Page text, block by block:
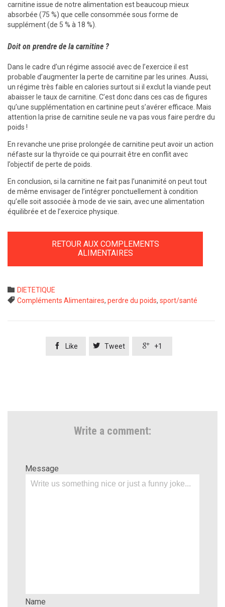
carnitine issue de notre alimentation est beaucoup mieux
absorbée (75 %) que celle consommée sous forme de
supplément (de 5 % à 18 %).
Doit on prendre de la carnitine ?
Dans le cadre d’un régime associé avec de l’exercice il est
probable d’augmenter la perte de carnitine par les urines. Aussi,
un régime très faible en calories surtout si il exclut la viande peut
abaisser le taux de carnitine. C’est donc dans ces cas de figures
qu’une supplémentation en cartinine peut s’avérer efficace. Mais
attention la prise de carnitine seule ne va pas vous faire perdre du
poids !
En revanche une prise prolongée de carnitine peut avoir un action
néfaste sur la thyroïde ce qui pourrait être en conflit avec
l’objectif de perte de poids.
En conclusion, si la carnitine ne fait pas l’unanimité on peut tout
de même envisager de l’intégrer ponctuellement à condition
qu’elle soit associée à mode de vie sain, avec une alimentation
équilibrée et de l’exercice physique.
RETOUR AUX COMPLEMENTS
ALIMENTAIRES
 Category
DIETETIQUE
 Tags
Compléments Alimentaires, perdre du poids, sport/santé
 Like  Tweet  +1
Write a comment:
Message
Name